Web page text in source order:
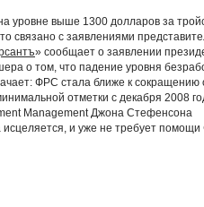
уровне выше 1300 долларов за
связано с заявлениями
» сообщает о заявлении
о том, что падение уровня
ФРС стала ближе к сокращению
отметки с декабря 2008
Management Джона Стефенсона
исцеляется, и уже не требует